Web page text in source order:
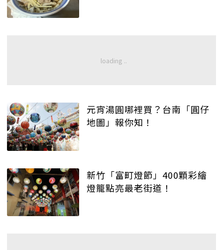
元宵湯圓哪裡買？台南「圓仔
地圖」報你知！
新竹「富町燈節」400顆彩繪
燈籠點亮最老街道！